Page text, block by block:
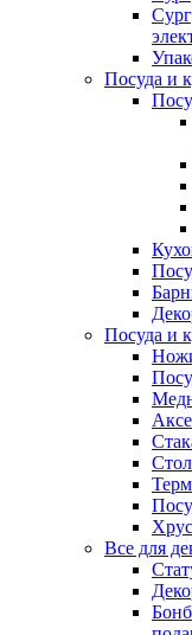
Посуда и
Посуда и
Все для